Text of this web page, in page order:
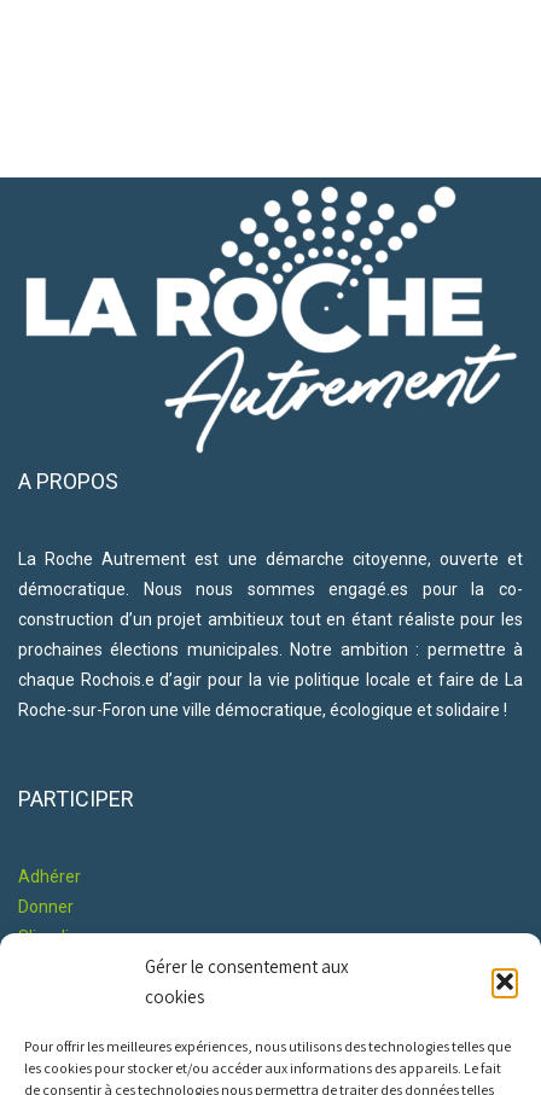
Gérer le consentement aux
cookies
Pour offrir les meilleures expériences, nous utilisons des technologies telles que
les cookies pour stocker et/ou accéder aux informations des appareils. Le fait
de consentir à ces technologies nous permettra de traiter des données telles
A PROPOS
La Roche Autrement est une démarche citoyenne, ouverte et
démocratique. Nous nous sommes engagé.es pour la co-
construction d’un projet ambitieux tout en étant réaliste pour les
prochaines élections municipales. Notre ambition : permettre à
chaque Rochois.e d’agir pour la vie politique locale et faire de La
Roche-sur-Foron une ville démocratique, écologique et solidaire !
PARTICIPER
Adhérer
Donner
S'impliquer
Co-construire le Programme
RESTONS EN CONTACT